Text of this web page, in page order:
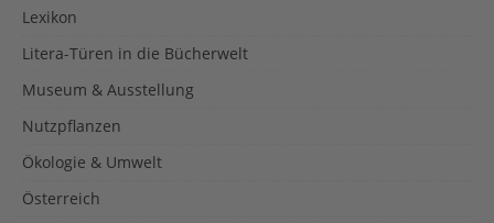
Lexikon
Litera-Türen in die Bücherwelt
Museum & Ausstellung
Nutzpflanzen
Ökologie & Umwelt
Österreich